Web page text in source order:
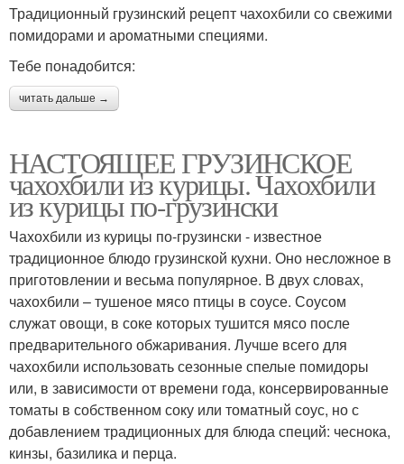
Традиционный грузинский рецепт чахохбили со свежими
помидорами и ароматными специями.
Тебе понадобится:
читать дальше →
НАСТОЯЩЕЕ ГРУЗИНСКОЕ
чахохбили из курицы. Чахохбили
из курицы по-грузински
Чахохбили из курицы по-грузински - известное
традиционное блюдо грузинской кухни. Оно несложное в
приготовлении и весьма популярное. В двух словах,
чахохбили – тушеное мясо птицы в соусе. Соусом
служат овощи, в соке которых тушится мясо после
предварительного обжаривания. Лучше всего для
чахохбили использовать сезонные спелые помидоры
или, в зависимости от времени года, консервированные
томаты в собственном соку или томатный соус, но с
добавлением традиционных для блюда специй: чеснока,
кинзы, базилика и перца.